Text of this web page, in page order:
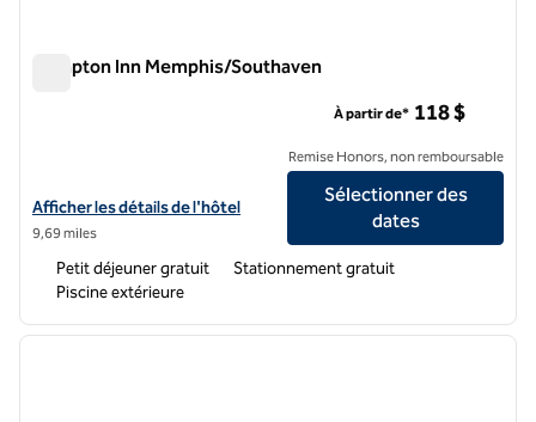
Hampton Inn Memphis/Southaven
Afficher les détails de l'hôtel Hampton Inn Memphis/Southaven
Afficher les détails de l'hôtel
9,69 miles
À partir de* 118 $
Remise Honors, non remboursable
Sélectionner des
dates
Petit déjeuner gratuit
Stationnement gratuit
Piscine extérieure
1 sur 12